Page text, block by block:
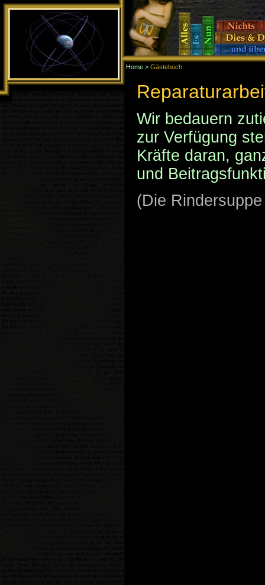
Home > Gästebuch
Home > Gästebuch
Wir bedauern
zur Verfügung
Kräfte daran,
und
(Die